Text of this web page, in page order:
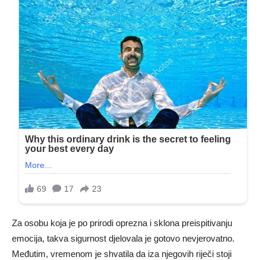
Za osobu koja je po prirodi oprezna i sklona preispitivanju
emocija, takva sigurnost djelovala je gotovo nevjerovatno.
Međutim, vremenom je shvatila da iza njegovih riječi stoji